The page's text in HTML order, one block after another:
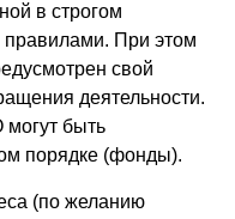
в строгом
правилами. При этом
свой
деятельности.
быть
порядке (фонды).
(по желанию